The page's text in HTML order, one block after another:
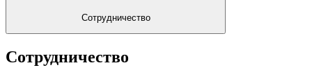
Сотрудничество
Сотрудничество